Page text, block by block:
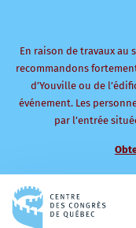
En raison de travaux au
recommandons
d’Youville ou de
événement. Les
par l’entrée
à